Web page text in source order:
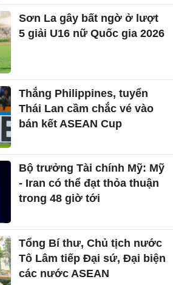
Vợ DJ Thái Hoàng chi 1,4 tỷ
đồng 'chạy' giám định tâm
Cầu thủ Myanmar ăn mừng
bằng tấm ảnh với ngôi sao
Man Utd
Sơn La gây bất ngờ ở lượt
5 giải U16 nữ Quốc gia 2026
Thắng Philippines, tuyển
Thái Lan cầm chắc vé vào
bán kết ASEAN Cup